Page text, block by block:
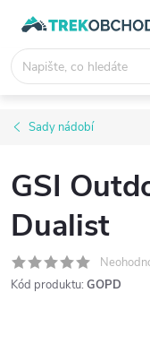
obsah
Sady nádobí
GSI
Dualist
Kód produktu: GOPD